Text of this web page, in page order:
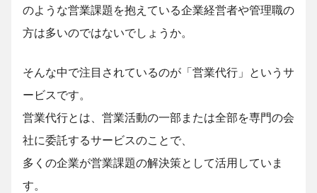
のような営業課題を抱えている企業経営者や管理職の
方は多いのではないでしょうか。
そんな中で注目されているのが「営業代行」というサ
ービスです。
営業代行とは、営業活動の一部または全部を専門の会
社に委託するサービスのことで、
多くの企業が営業課題の解決策として活用していま
す。